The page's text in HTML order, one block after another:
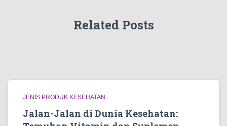
Related Posts
JENIS PRODUK KESEHATAN
Jalan-Jalan di Dunia Kesehatan: